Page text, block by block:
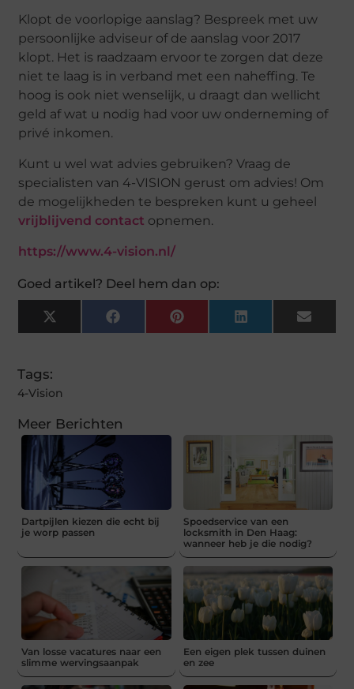
Klopt de voorlopige aanslag? Bespreek met uw
persoonlijke adviseur of de aanslag voor 2017
klopt. Het is raadzaam ervoor te zorgen dat deze
niet te laag is in verband met een naheffing. Te
hoog is ook niet wenselijk, u draagt dan wellicht
geld af wat u nodig had voor uw onderneming of
privé inkomen.
Kunt u wel wat advies gebruiken? Vraag de
specialisten van 4-VISION gerust om advies! Om
de mogelijkheden te bespreken kunt u geheel
vrijblijvend contact opnemen.
https://www.4-vision.nl/
Goed artikel? Deel hem dan op:
X
(Twitter)
FacebookPinterestLinkedInEmail
Tags:
4-Vision
Meer Berichten
Dartpijlen kiezen die echt bij
je worp passen
Spoedservice van een
locksmith in Den Haag:
wanneer heb je die nodig?
Van losse vacatures naar een
slimme wervingsaanpak
Een eigen plek tussen duinen
en zee